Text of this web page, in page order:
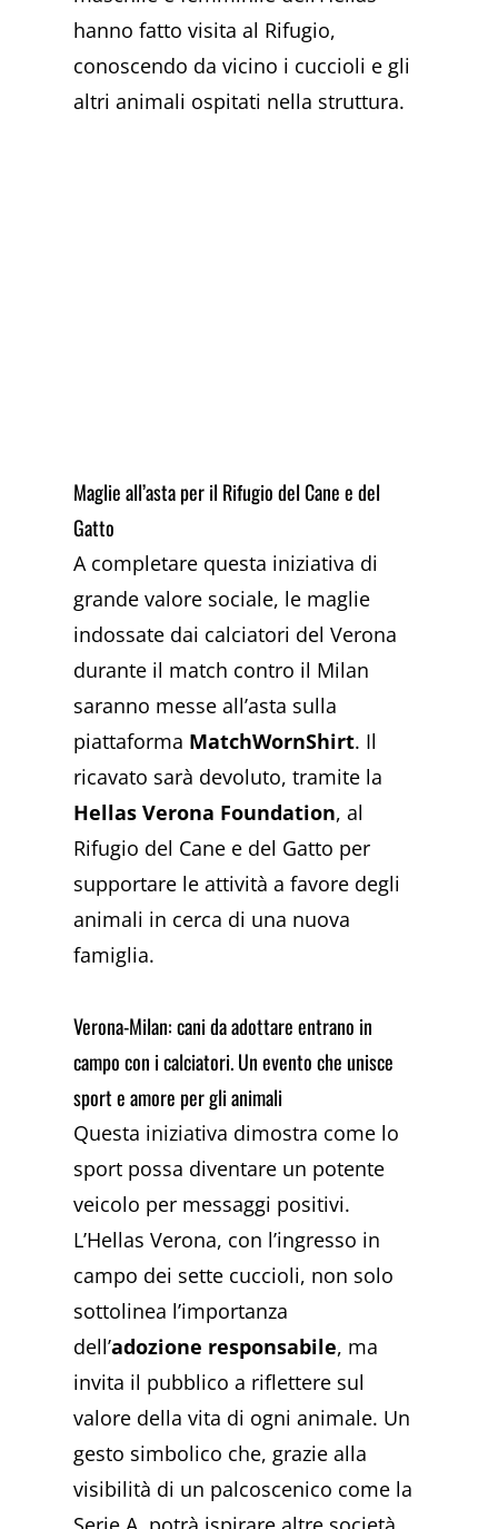
hanno fatto visita al Rifugio,
conoscendo da vicino i cuccioli e gli
altri animali ospitati nella struttura.
Maglie all’asta per il Rifugio del Cane e del
Gatto
A completare questa iniziativa di
grande valore sociale, le maglie
indossate dai calciatori del Verona
durante il match contro il Milan
saranno messe all’asta sulla
piattaforma MatchWornShirt. Il
ricavato sarà devoluto, tramite la
Hellas Verona Foundation, al
Rifugio del Cane e del Gatto per
supportare le attività a favore degli
animali in cerca di una nuova
famiglia.
Verona-Milan: cani da adottare entrano in
campo con i calciatori. Un evento che unisce
sport e amore per gli animali
Questa iniziativa dimostra come lo
sport possa diventare un potente
veicolo per messaggi positivi.
L’Hellas Verona, con l’ingresso in
campo dei sette cuccioli, non solo
sottolinea l’importanza
dell’adozione responsabile, ma
invita il pubblico a riflettere sul
valore della vita di ogni animale. Un
gesto simbolico che, grazie alla
visibilità di un palcoscenico come la